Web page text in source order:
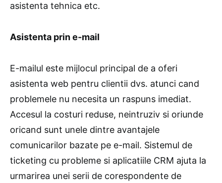
asistenta tehnica etc.
Asistenta prin e-mail
E-mailul este mijlocul principal de a oferi
asistenta web pentru clientii dvs. atunci cand
problemele nu necesita un raspuns imediat.
Accesul la costuri reduse, neintruziv si oriunde
oricand sunt unele dintre avantajele
comunicarilor bazate pe e-mail. Sistemul de
ticketing cu probleme si aplicatiile CRM ajuta la
urmarirea unei serii de corespondente de